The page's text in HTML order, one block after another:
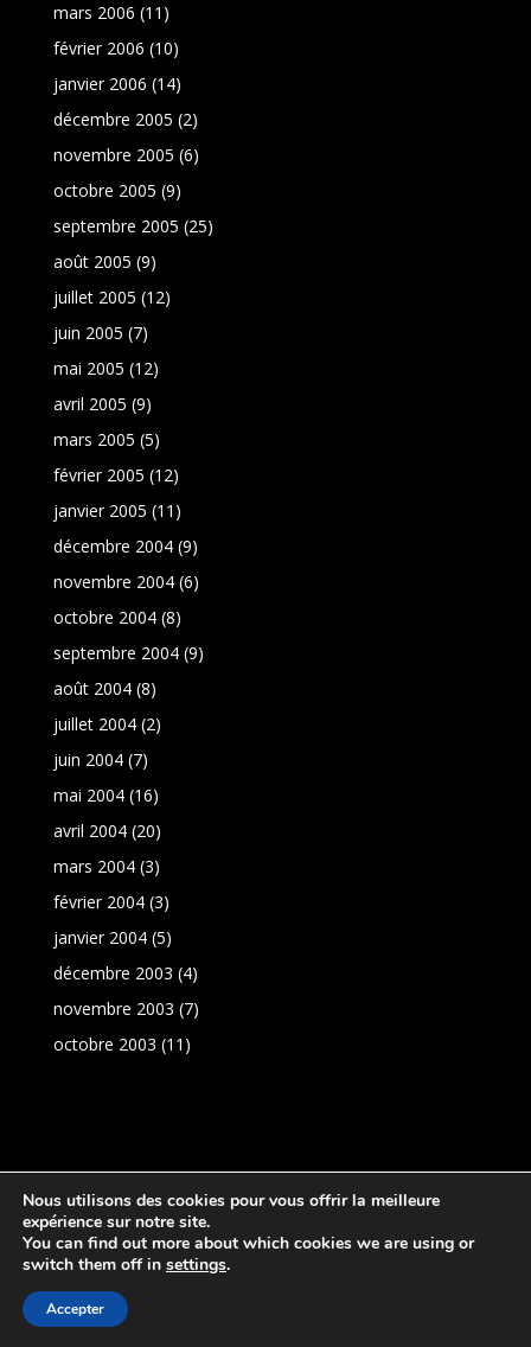
mars 2006 (11)
février 2006 (10)
janvier 2006 (14)
décembre 2005 (2)
novembre 2005 (6)
octobre 2005 (9)
septembre 2005 (25)
août 2005 (9)
juillet 2005 (12)
juin 2005 (7)
mai 2005 (12)
avril 2005 (9)
mars 2005 (5)
février 2005 (12)
janvier 2005 (11)
décembre 2004(9)
novembre 2004(6)
octobre 2004(8)
septembre 2004(9)
août 2004(8)
juillet 2004(2)
juin 2004(7)
mai 2004(16)
avril 2004(20)
mars 2004(3)
février 2004(3)
janvier 2004(5)
décembre 2003 (4)
novembre 2003 (7)
octobre 2003 (11)
Réalisation:
Nous utilisons des cookies pour vous offrir la meilleure
expérience sur notre site.
You can find out more about which cookies we are using or
switch them off in settings.
Accepter